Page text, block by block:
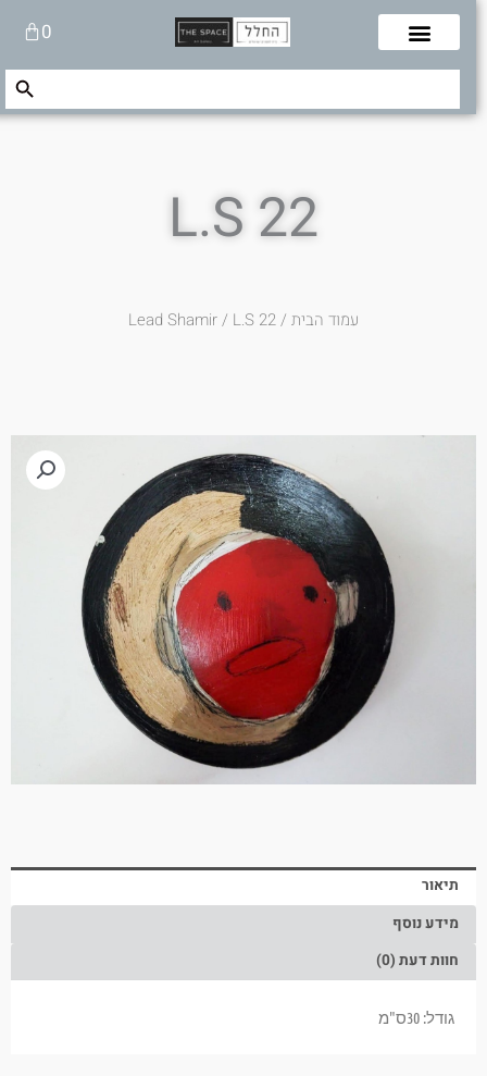
0עגלת
קניות
Search
Search Button
L.S 22
עמוד הבית/
Lead Shamir/ L.S 22
תיאור
מידע נוסף
חוות דעת (0)
גודל: 30ס"מ